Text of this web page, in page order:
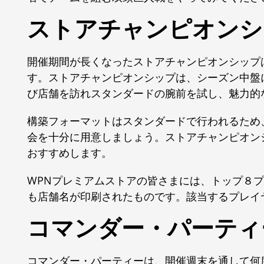
ストアチャンピオン
開催期間が長くなったストアチャンピオンシッ
す。ストアチャンピオンシップは、シーズン中
び店舗を訪れスタンダードの腕前を試し、魅力
構築フォーマットはスタンダードで行われるた
会を十分に用意しましょう。ストアチャンピオ
おすすめします。
WPNプレミアムストアの皆さまには、トップ８
も店舗名が印刷されたものです。該当するプレ
コマンダー・パーテ
コマンダー・パーティーは、開催週末を通して